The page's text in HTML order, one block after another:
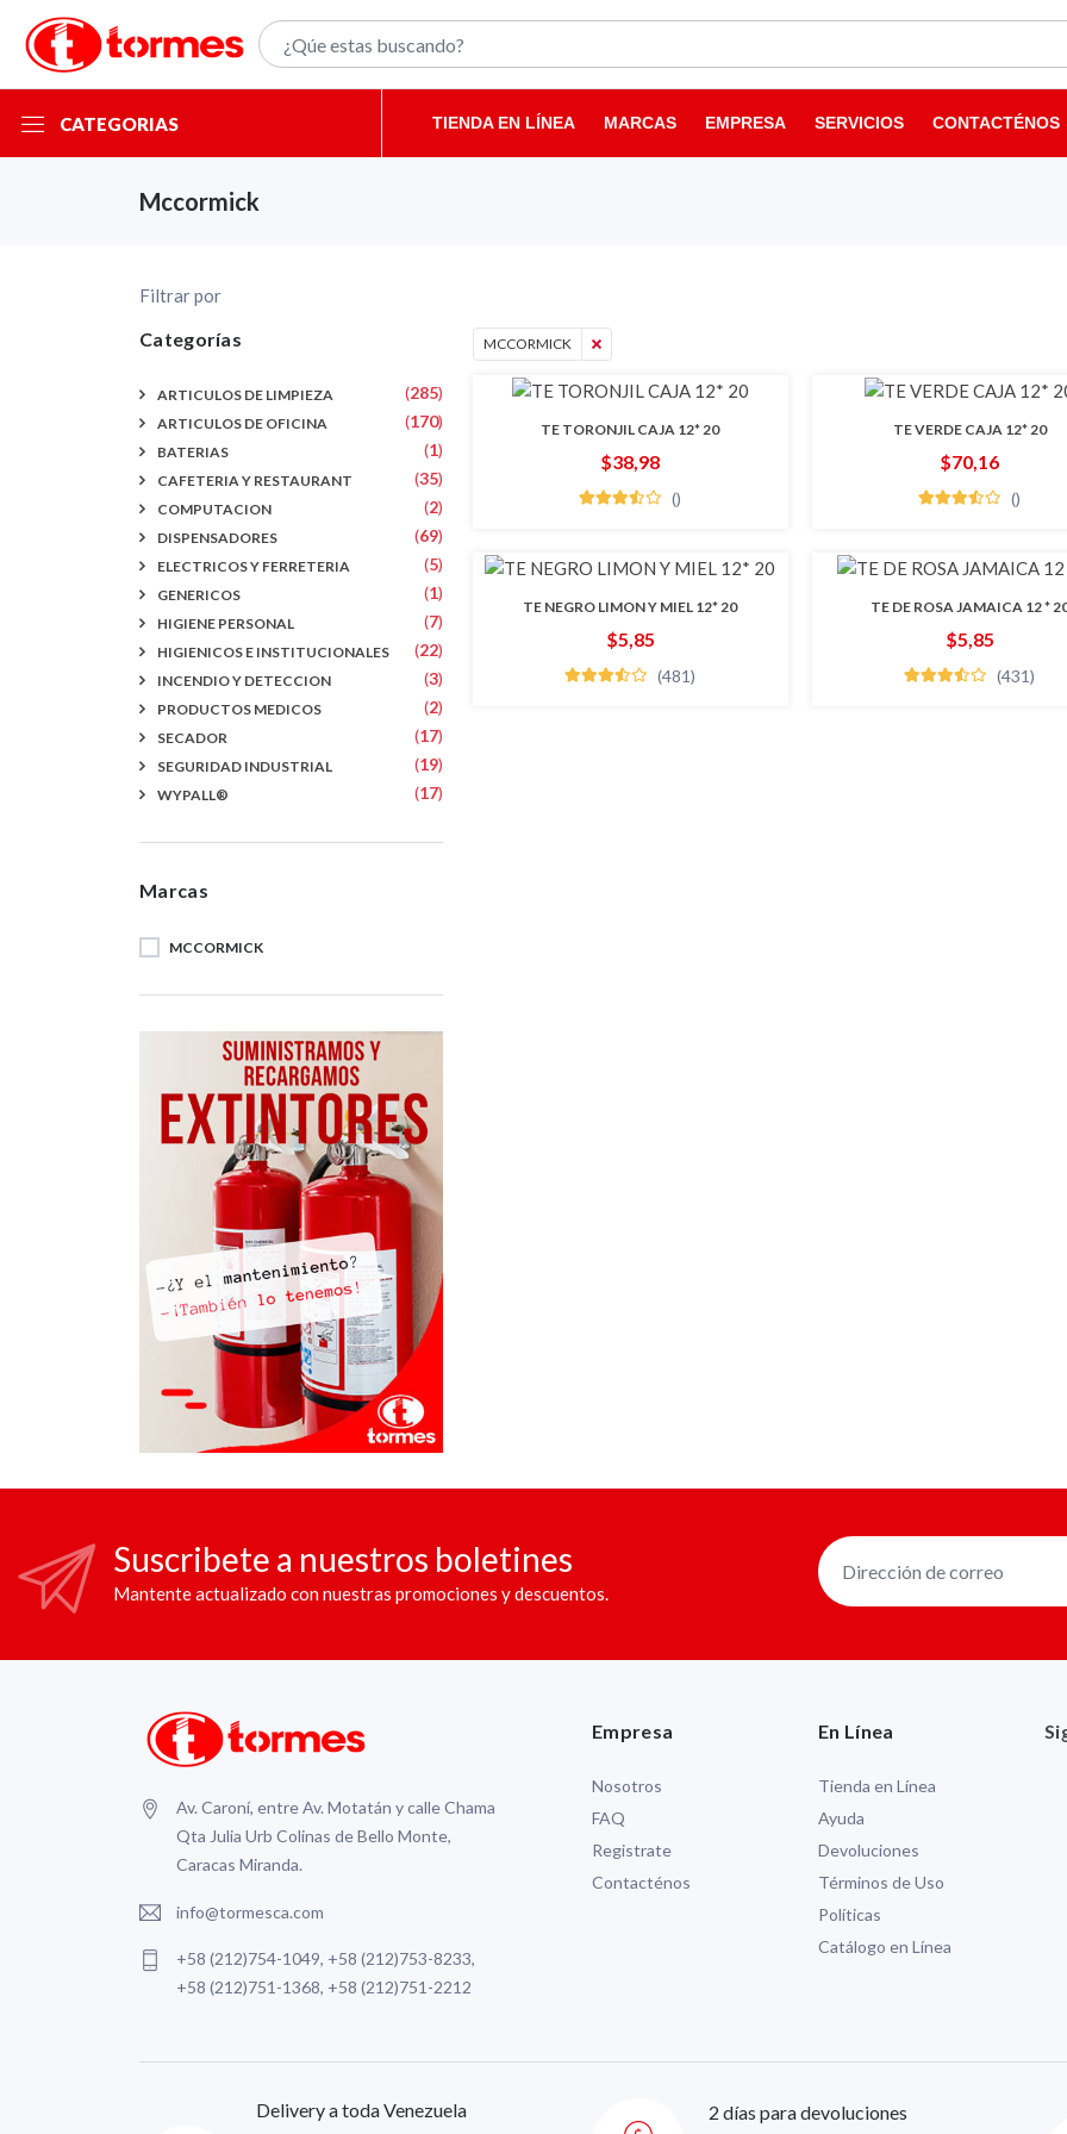
CATEGORIAS TIENDA EN LÍNEA MARCAS EMPRESA SERVICIOS CONTACTÉNOS
Mccormick
MCCORMICK
TE TORONJIL CAJA 12* 20
$38,98
()
TE VERDE CAJA 12* 20
$70,16
()
TE NEGRO LIMON Y MIEL 12* 20
$5,85
(481)
TE DE ROSA JAMAICA 12 *
$5,85
(431)
Filtrar por
Categorías
ARTICULOS DE LIMPIEZA (285)
ARTICULOS DE OFICINA (170)
BATERIAS (1)
CAFETERIA Y RESTAURANT (35)
COMPUTACION (2)
DISPENSADORES (69)
ELECTRICOS Y FERRETERIA (5)
GENERICOS (1)
HIGIENE PERSONAL (7)
HIGIENICOS E INSTITUCIONALES (22)
INCENDIO Y DETECCION (3)
PRODUCTOS MEDICOS (2)
SECADOR (17)
SEGURIDAD INDUSTRIAL (19)
WYPALL® (17)
Marcas
MCCORMICK
Suscribete a nuestros boletines
Mantente actualizado con nuestras promociones y descuentos.
Av. Caroní, entre Av. Motatán y calle Chama
Qta Julia Urb Colinas de Bello Monte,
Caracas Miranda.
info@tormesca.com
+58 (212)754-1049, +58 (212)753-8233,
+58 (212)751-1368, +58 (212)751-2212
Empresa
Nosotros
FAQ
Registrate
Contacténos
En Línea
Tienda en Línea
Ayuda
Devoluciones
Términos de Uso
Políticas
Catálogo en Línea
Delivery a toda Venezuela 2 días para devoluciones